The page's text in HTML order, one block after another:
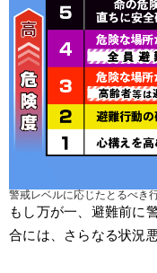
警戒レベルに応じたとるべき
もし万が一、避難前に
合には、さらなる状況